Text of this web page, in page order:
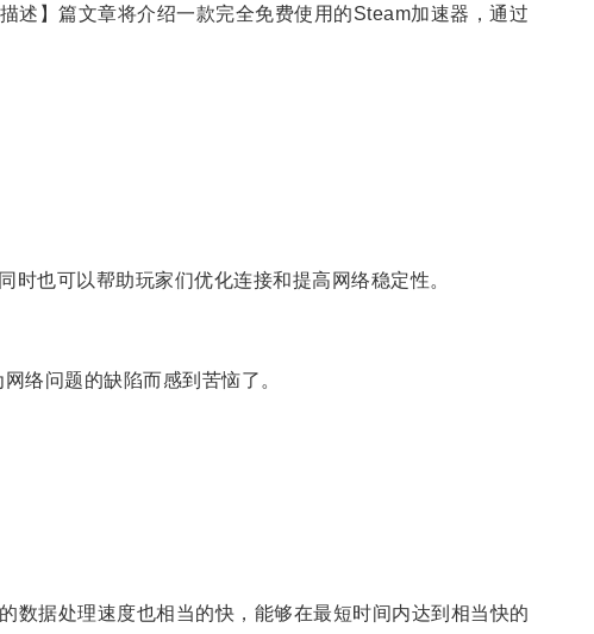
】篇文章将介绍一款完全免费使用的Steam加速器，通过
也可以帮助玩家们优化连接和提高网络稳定性。
络问题的缺陷而感到苦恼了。
据处理速度也相当的快，能够在最短时间内达到相当快的